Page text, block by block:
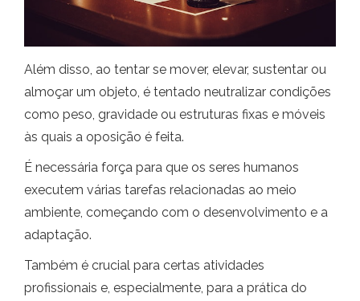
Além disso, ao tentar se mover, elevar, sustentar ou
almoçar um objeto, é tentado neutralizar condições
como peso, gravidade ou estruturas fixas e móveis
às quais a oposição é feita.
É necessária força para que os seres humanos
executem várias tarefas relacionadas ao meio
ambiente, começando com o desenvolvimento e a
adaptação.
Também é crucial para certas atividades
profissionais e, especialmente, para a prática do